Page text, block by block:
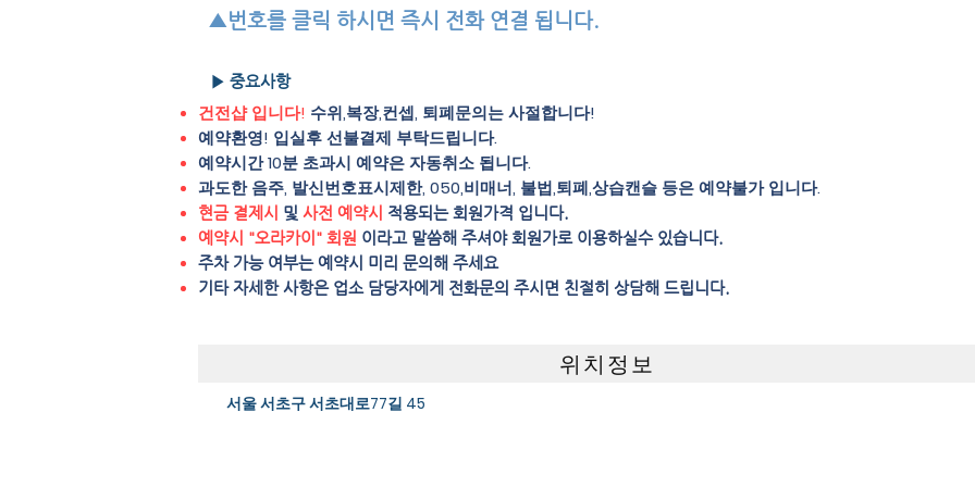
▲번호를 클릭 하시면 즉시 전화 연결 됩니다.
▶ 중요사항
건전샵 입니다! 수위,복장,컨셉, 퇴폐문의는 사절합니다!
예약환영! 입실후 선불결제 부탁드립니다.
예약시간 10분 초과시 예약은 자동취소 됩니다.
과도한 음주, 발신번호표시제한, 050,비매너, 불법,퇴폐,상습캔슬 등은 예약불가 입니다.
현금 결제시 및 사전 예약시 적용되는 회원가격 입니다.
예약시 "오라카이" 회원 이라고 말씀해 주셔야 회원가로 이용하실수 있습니다.
주차 가능 여부는 예약시 미리 문의해 주세요
​기타 자세한 사항은 업소 담당자에게 전화문의 주시면 친절히 상담해 드립니다.
위치정보
서울 서초구 서초대로77길 45